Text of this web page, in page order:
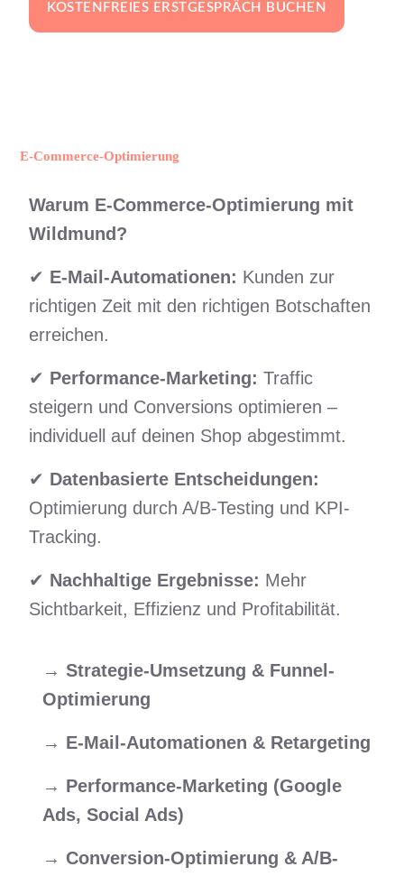
KOSTENFREIES ERSTGESPRÄCH BUCHEN
E-Commerce-Optimierung
Warum E-Commerce-Optimierung mit
Wildmund?
✔ E-Mail-Automationen: Kunden zur
richtigen Zeit mit den richtigen Botschaften
erreichen.
✔ Performance-Marketing: Traffic
steigern und Conversions optimieren –
individuell auf deinen Shop abgestimmt.
✔ Datenbasierte Entscheidungen:
Optimierung durch A/B-Testing und KPI-
Tracking.
✔ Nachhaltige Ergebnisse: Mehr
Sichtbarkeit, Effizienz und Profitabilität.
→ Strategie-Umsetzung & Funnel-
Optimierung
→ E-Mail-Automationen & Retargeting
→ Performance-Marketing (Google
Ads, Social Ads)
→ Conversion-Optimierung & A/B-